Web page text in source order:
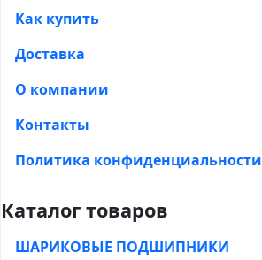
Как купить
Доставка
О компании
Контакты
Политика конфиденциальности
Каталог товаров
ШАРИКОВЫЕ ПОДШИПНИКИ